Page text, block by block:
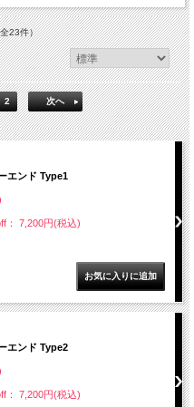
23件）
2 次へ
エンド Type1
： 7,200円(税込)
エンド Type2
： 7,200円(税込)